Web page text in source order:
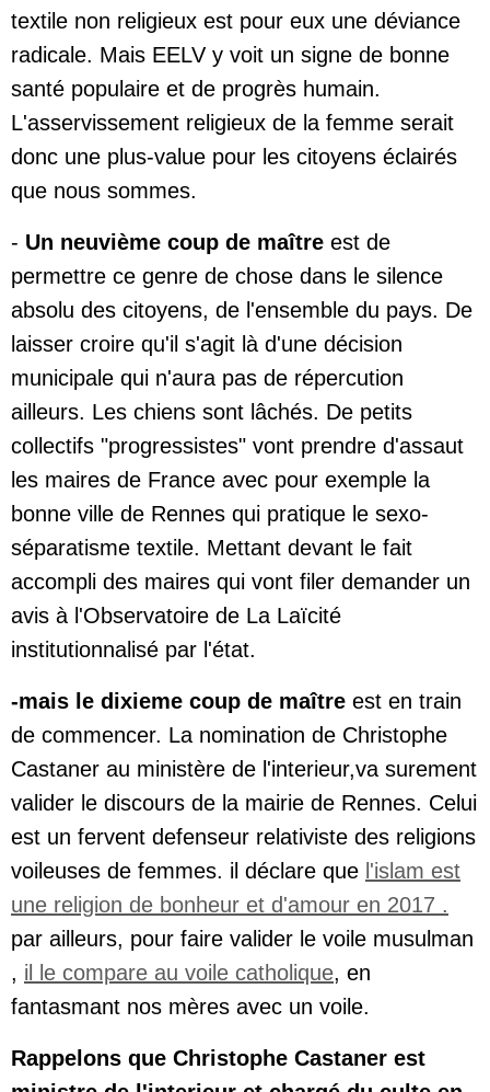
textile non religieux est pour eux une déviance
radicale. Mais EELV y voit un signe de bonne
santé populaire et de progrès humain.
L'asservissement religieux de la femme serait
donc une plus-value pour les citoyens éclairés
que nous sommes.
- Un neuvième coup de maître est de
permettre ce genre de chose dans le silence
absolu des citoyens, de l'ensemble du pays. De
laisser croire qu'il s'agit là d'une décision
municipale qui n'aura pas de répercution
ailleurs. Les chiens sont lâchés. De petits
collectifs "progressistes" vont prendre d'assaut
les maires de France avec pour exemple la
bonne ville de Rennes qui pratique le sexo-
séparatisme textile. Mettant devant le fait
accompli des maires qui vont filer demander un
avis à l'Observatoire de La Laïcité
institutionnalisé par l'état.
-mais le dixieme coup de maître est en train
de commencer. La nomination de Christophe
Castaner au ministère de l'interieur,va surement
valider le discours de la mairie de Rennes. Celui
est un fervent defenseur relativiste des religions
voileuses de femmes. il déclare que l'islam est
une religion de bonheur et d'amour en 2017 .
par ailleurs, pour faire valider le voile musulman
, il le compare au voile catholique, en
fantasmant nos mères avec un voile.
Rappelons que Christophe Castaner est